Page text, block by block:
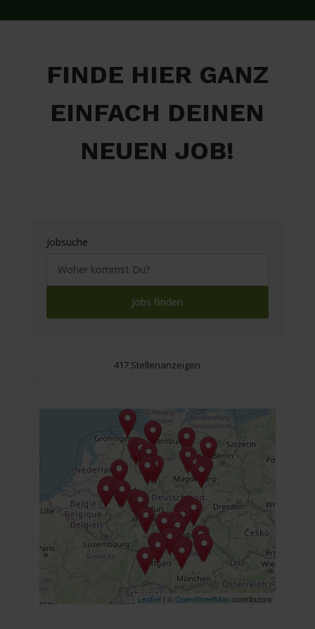
FINDE HIER GANZ
EINFACH DEINEN
NEUEN JOB!
Jobsuche
417 Stellenanzeigen
Leaflet | ©OpenStreetMapcontributors